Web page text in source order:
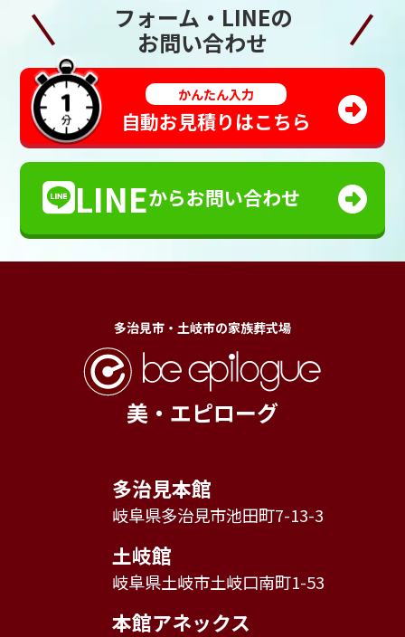
フォーム・LINEの
お問い合わせ
かんたん入力
自動お見積りはこちら
LINEからお問い合わせ
多治見市・土岐市の家族葬式場
美・エピローグ
多治見本館
岐阜県多治見市池田町7-13-3
土岐館
岐阜県土岐市土岐口南町1-53
本館アネックス